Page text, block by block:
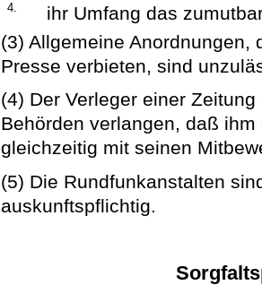
4.
ihr Umfang das
(3) Allgemeine Anordnungen,
Presse verbieten, sind
(4) Der Verleger einer
Behörden verlangen, daß
gleichzeitig mit seinen
(5) Die Rundfunkanstalten
auskunftspflichtig.